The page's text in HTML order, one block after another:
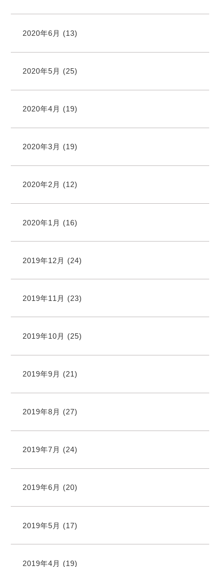
2020年6月 (13)
2020年5月 (25)
2020年4月 (19)
2020年3月 (19)
2020年2月 (12)
2020年1月 (16)
2019年12月 (24)
2019年11月 (23)
2019年10月 (25)
2019年9月 (21)
2019年8月 (27)
2019年7月 (24)
2019年6月 (20)
2019年5月 (17)
2019年4月 (19)